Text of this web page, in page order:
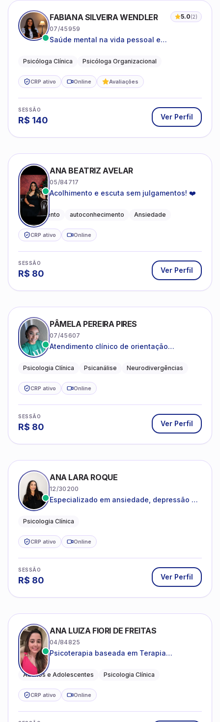
FABIANA SILVEIRA WENDLER 5.0(2)
07/45959
Saúde mental na vida pessoal e
Psicóloga Clínica Psicóloga Organizacional
CRP ativo Online Avaliações
SESSÃO
R$ 140 Ver Perfil
ANA BEATRIZ AVELAR
05/84717
Acolhimento e escuta sem julgamentos! ❤️
Acolhimento autoconhecimento Ansiedade
CRP ativo Online
SESSÃO
R$ 80 Ver Perfil
PÂMELA PEREIRA PIRES
07/45607
Atendimento clínico de orientação
crianças neurotípicas
Psicologia Clínica Psicanálise Neurodivergências
CRP ativo Online
SESSÃO
R$ 80 Ver Perfil
ANA LARA ROQUE
12/30200
Especializado em ansiedade, depressão e
Psicologia Clínica
CRP ativo Online
SESSÃO
R$ 80 Ver Perfil
ANA LUIZA FIORI DE FREITAS
04/84825
Psicoterapia baseada em Terapia
Adultos e Adolescentes Psicologia Clínica
CRP ativo Online